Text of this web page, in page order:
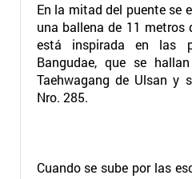
En la mitad del puente se
una ballena de 11 metros
está inspirada en las
Bangudae, que se
Taehwagang de Ulsan y
Nro. 285.
Cuando se sube por las